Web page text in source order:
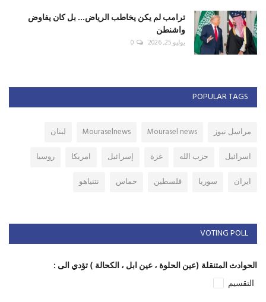
ترامب لم يكن يخاطب الرياض... بل كان يفاوض
واشنطن
يوليو 25, 2026 0
POPULAR TAGS
مراسل نيوز Mourasel news
Mouraselnews
لبنان
اسرائيل
حزب الله غزة إسرائيل امريكا
روسيا
ايران
سوريا فلسطين حماس نتنياهو
VOTING POLL
الحوادث المتنقلة (عين الحلوة ، عين ابل ، الكحالة ) تؤدي الى :
التقسيم